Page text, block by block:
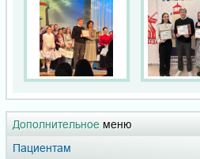
Дополнительное меню
Пациентам